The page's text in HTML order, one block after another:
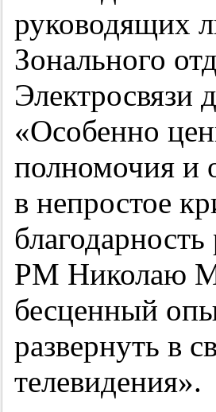
руководящих
Зонального
Электросвязи
«Особенно
полномочия и
в непростое
РМ Николаю
бесценный
развернуть в
телевидения».